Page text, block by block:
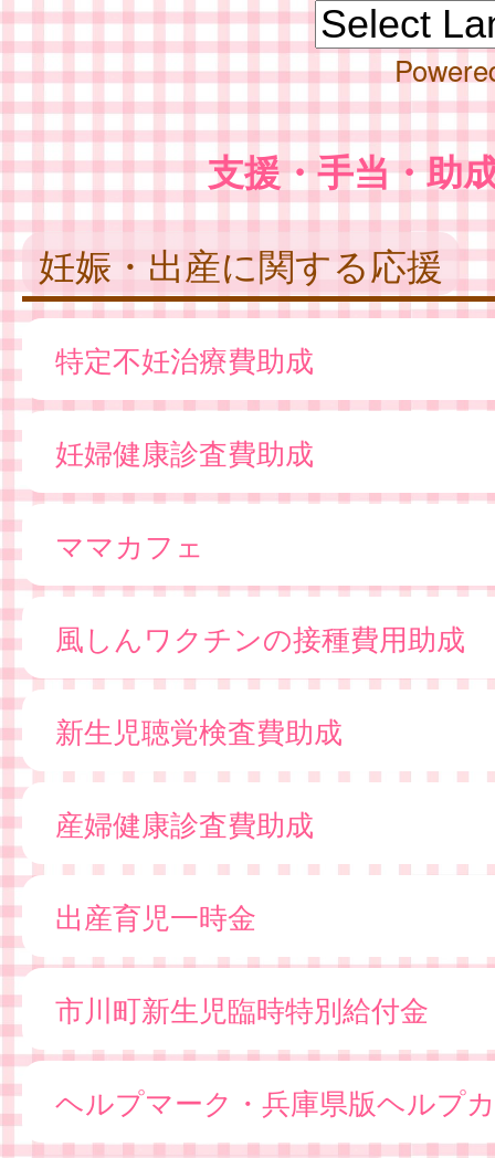
支援・手当・助
妊娠・出産に関する応援
特定不妊治療費助成
妊婦健康診査費助成
ママカフェ
風しんワクチンの接種費用助成
新生児聴覚検査費助成
産婦健康診査費助成
出産育児一時金
市川町新生児臨時特別給付金
ヘルプマーク・兵庫県版ヘルプ